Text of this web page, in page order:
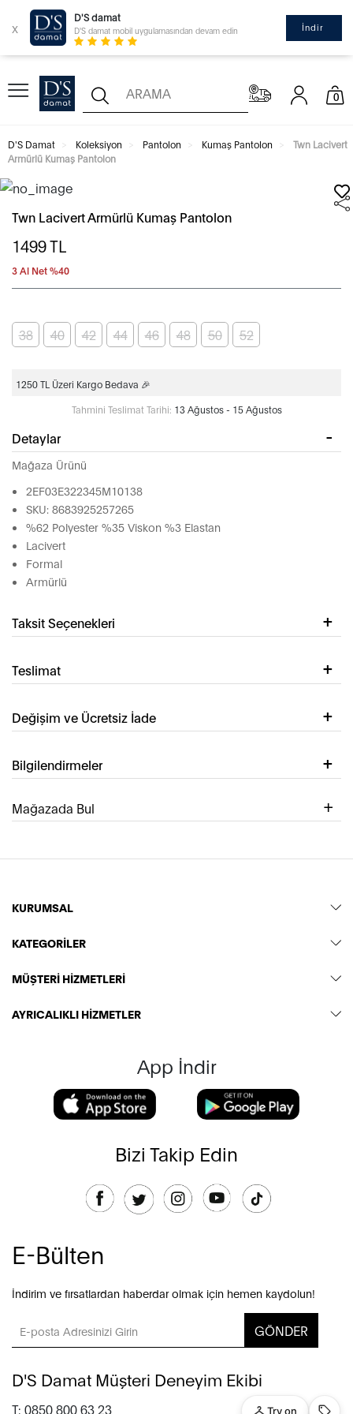
x
D'S damat
D'S damat mobil uygulamasından devam edin İndir
0
D'S Damat Koleksiyon Pantolon Kumaş Pantolon
Twn Lacivert
Armürlü Kumaş Pantolon
Twn Lacivert Armürlü Kumaş Pantolon
1499TL
3 Al Net %40
38 40 42 44 46 48 50 52
1250 TL Üzeri Kargo Bedava 🎉
Tahmini Teslimat Tarihi: 13 Ağustos - 15 Ağustos
Detaylar
Mağaza Ürünü
2EF03E322345M10138
SKU: 8683925257265
%62 Polyester %35 Viskon %3 Elastan
Lacivert
Formal
Armürlü
Taksit Seçenekleri
Teslimat
Değişim ve Ücretsiz İade
Bilgilendirmeler
Mağazada Bul
KURUMSAL
KATEGORİLER
MÜŞTERİ HİZMETLERİ
AYRICALIKLI HİZMETLER
App İndir
Bizi Takip Edin
E-Bülten
İndirim ve fırsatlardan haberdar olmak için hemen kaydolun!
GÖNDER
D'S Damat Müşteri Deneyim Ekibi
T: 0850 800 63 23